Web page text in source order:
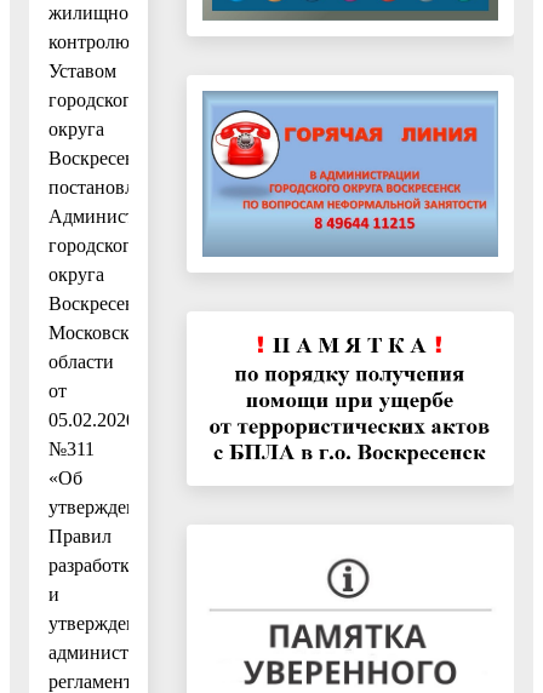
жилищному
контролю»,
Уставом
городского
округа
Воскресенск,
постановлением
Администрации
городского
округа
Воскресенск
Московской
области
от
05.02.2020
№311
«Об
утверждении
Правил
разработки
и
утверждения
административных
регламентов